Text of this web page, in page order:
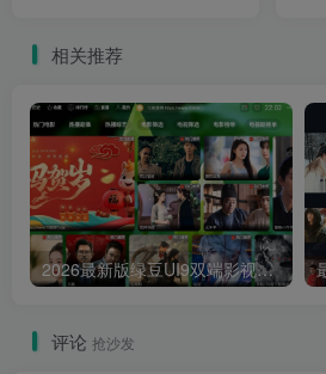
相关推荐
2026最新版绿豆UI9双端影视APP源码
评论 抢沙发